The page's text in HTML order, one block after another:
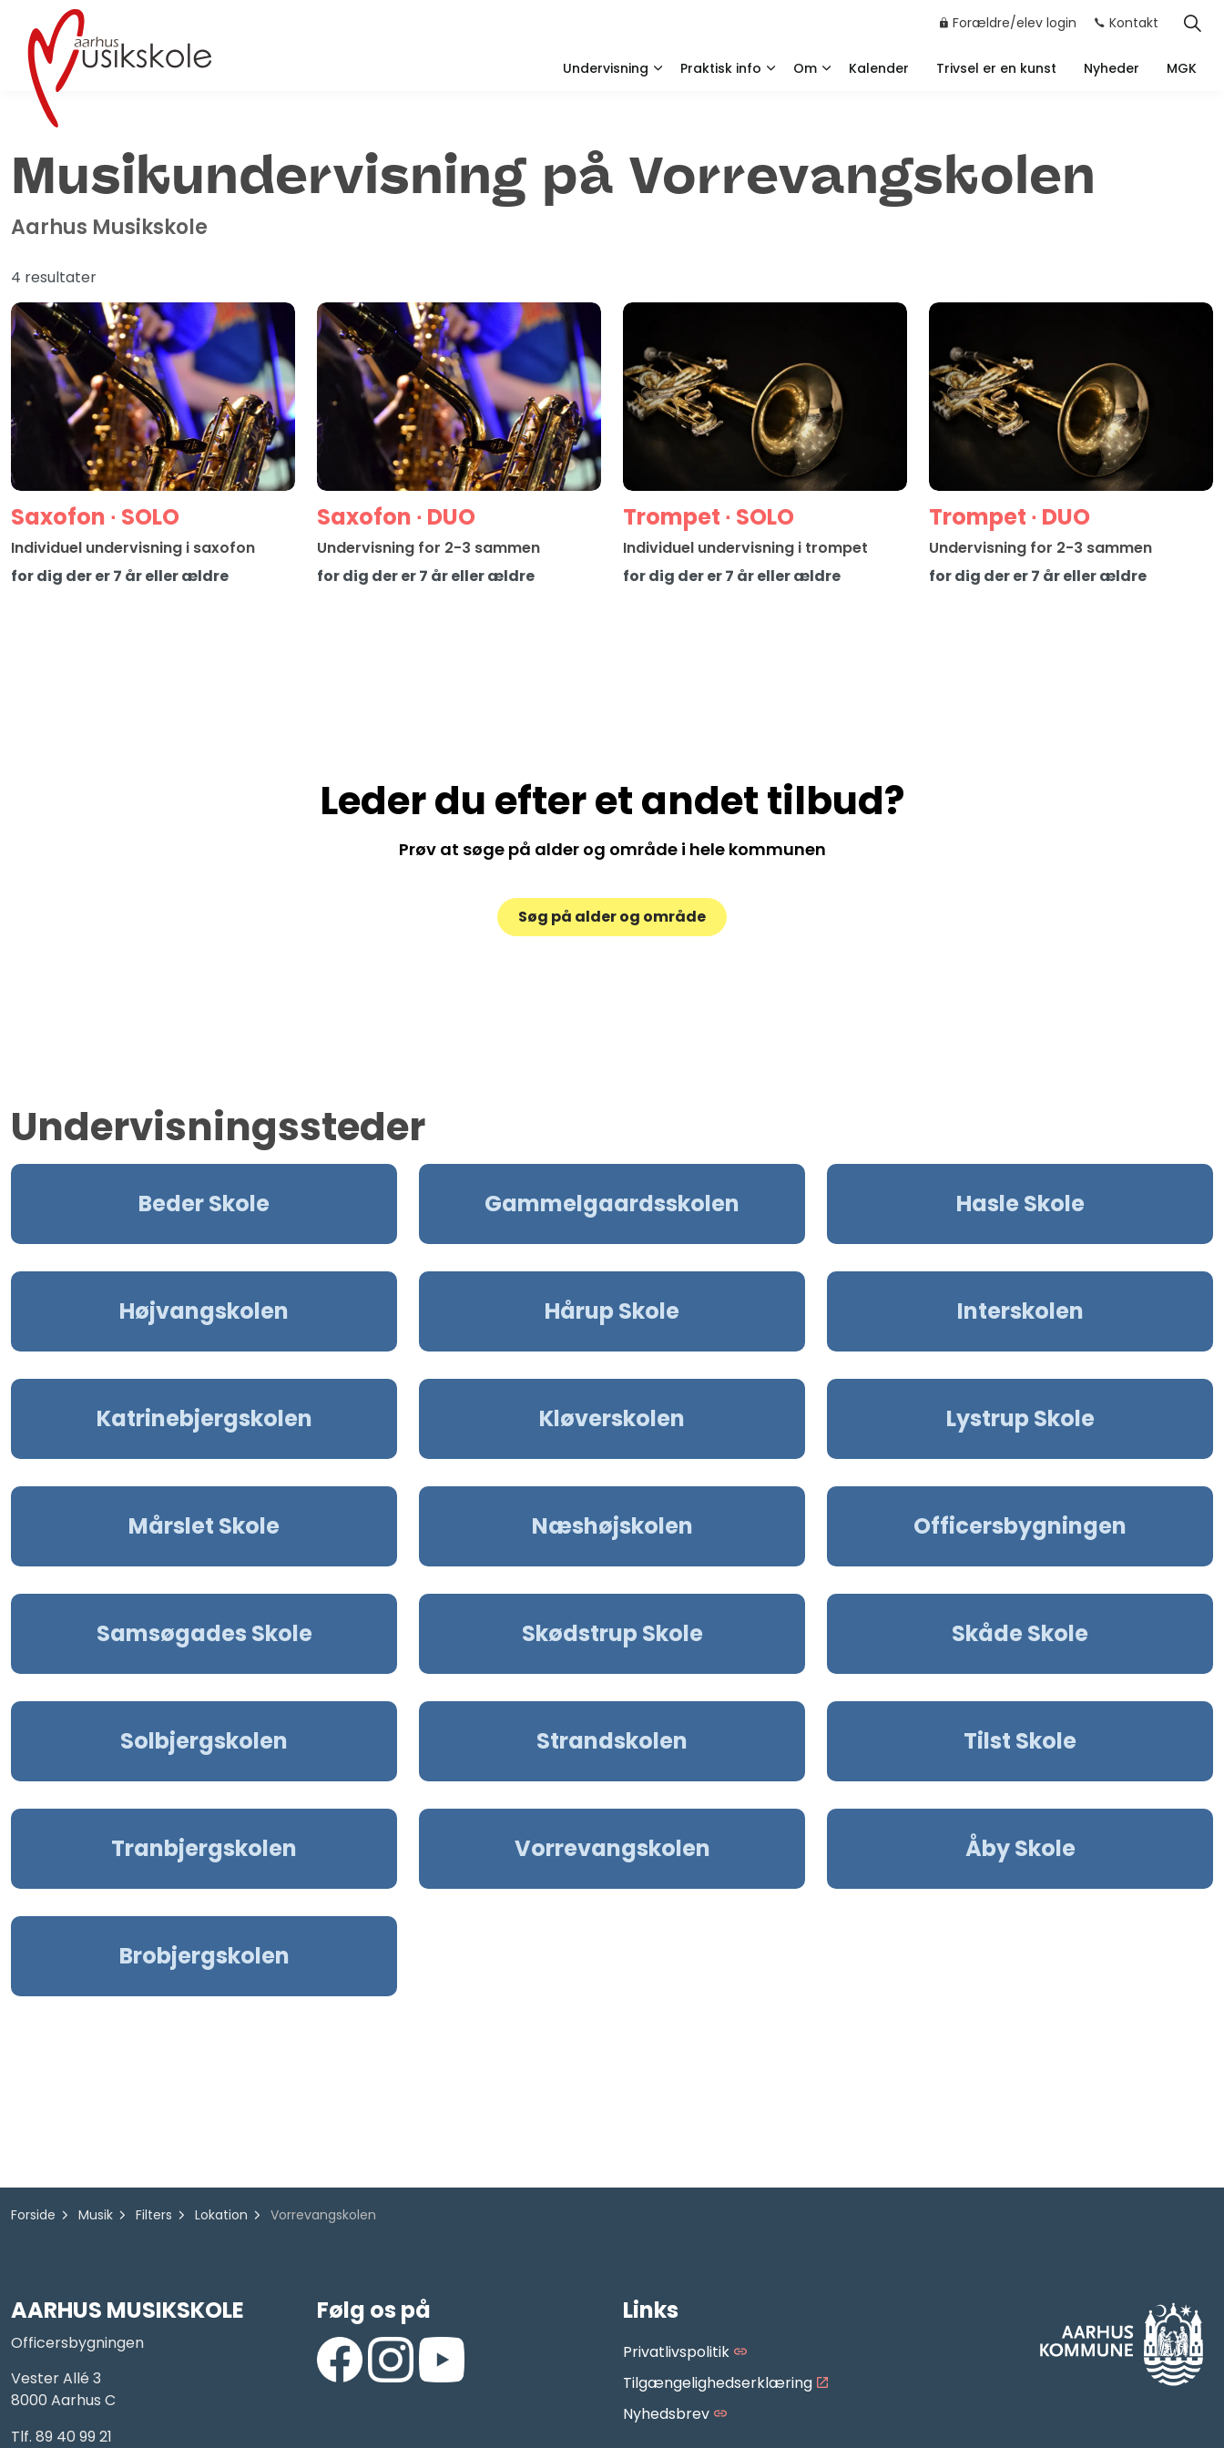
Undervisning Praktisk info Om Kalender Trivsel er en kunst Nyheder MGK
Forældre/elev login Kontakt
Musik­undervisning på Vorrevangskolen
Aarhus Musikskole
4 resultater
Saxofon ∙ SOLO
Individuel undervisning i saxofon
for dig der er 7 år eller ældre
Saxofon ∙ DUO
Undervisning for 2-3 sammen
for dig der er 7 år eller ældre
Trompet ∙ SOLO
Individuel undervisning i trompet
for dig der er 7 år eller ældre
Trompet ∙ DUO
Undervisning for 2-3 sammen
for dig der er 7 år eller ældre
Leder du efter et andet tilbud?
Prøv at søge på alder og område i hele kommunen
Søg på alder og område
Undervisningssteder
Beder Skole Gammelgaardsskolen Hasle Skole
Højvangskolen Hårup Skole Interskolen
Katrinebjergskolen Kløverskolen Lystrup Skole
Mårslet Skole Næshøjskolen Officersbygningen
Samsøgades Skole Skødstrup Skole Skåde Skole
Solbjergskolen Strandskolen Tilst Skole
Tranbjergskolen Vorrevangskolen Åby Skole
Brobjergskolen
Forside Musik Filters Lokation Vorrevangskolen
AARHUS MUSIKSKOLE
Officersbygningen
Vester Allé 3
8000 Aarhus C
Tlf. 89 40 99 21
Følg os på
https://www.facebook.com/AarhusMusikskole/
https://www.instagram.com/aarhus_musikskole/
https://www.youtube.com/aarhusmusikskoledk
Links
Privatlivspolitik
Tilgængelighedserklæring
Nyhedsbrev